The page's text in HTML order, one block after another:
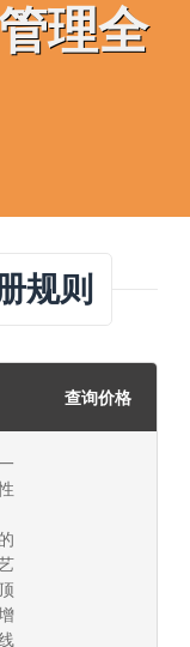
理全
规则
查询价格